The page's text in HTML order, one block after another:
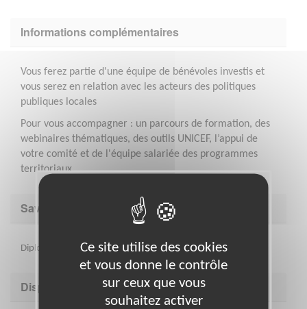
Informations complémentaires
Vous ferez partie d'une équipe de bénévoles investis et
vous serez en relation avec les acteurs des politiques
publiques locales
Pour vous accompagner : un parcours de formation, des
webinaires thématiques, des outils UNICEF, l’appui de
votre comité et de l'équipe salariée des programmes
territoriaux
Savoir être & compétences
Diplomatie, sens de l’écoute et force de proposition
Disponibilité demandée
Ce site utilise des cookies
et vous donne le contrôle
sur ceux que vous
souhaitez activer